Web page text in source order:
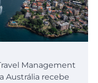
Management
Austrália recebe